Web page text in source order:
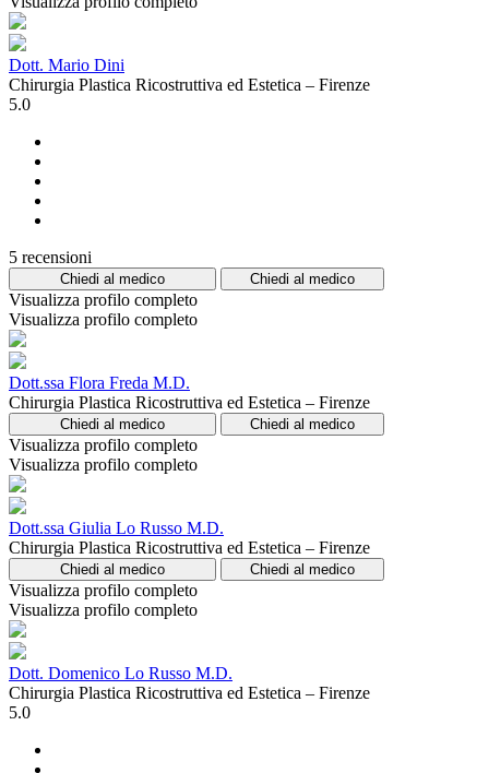
Dott. Mario Dini
Chirurgia Plastica Ricostruttiva ed Estetica – Firenze
5.0
5 recensioni
Chiedi al medico Chiedi al medico
Visualizza profilo completo
Visualizza profilo completo
Dott.ssa Flora Freda M.D.
Chirurgia Plastica Ricostruttiva ed Estetica – Firenze
Chiedi al medico Chiedi al medico
Visualizza profilo completo
Visualizza profilo completo
Dott.ssa Giulia Lo Russo M.D.
Chirurgia Plastica Ricostruttiva ed Estetica – Firenze
Chiedi al medico Chiedi al medico
Visualizza profilo completo
Visualizza profilo completo
Dott. Domenico Lo Russo M.D.
Chirurgia Plastica Ricostruttiva ed Estetica – Firenze
5.0